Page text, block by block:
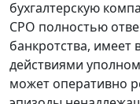
бухгалтерскую
СРО полностью
банкротства,
действиями
может оперативно